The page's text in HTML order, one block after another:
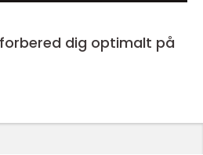
dig optimalt på